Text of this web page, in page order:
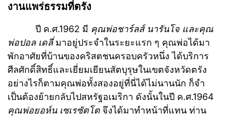
งานแพร่ธรรมที่ตรัง
ปี ค.ศ.1962 มี คุณพ่อชาร์ลส์ นารันโจ และคุณ
พ่อปอล เดลี่มาอยู่ประจำในระยะแรก ๆ คุณพ่อได้มา
พักอาศัยที่บ้านของคริสตชนครอบครัวหนึ่ง ได้บริการ
ศีลศักดิ์สิทธิ์และเยี่ยมเยียนสัตบุรุษในเขตจังหวัดตรัง
อย่างไรก็ตามคุณพ่อทั้งสองอยู่ที่นี่ได้ไม่นานนัก ก็จํา
เป็นต้องย้ายกลับไปสหรัฐอเมริกา ดังนั้นในปี ค.ศ.1964
คุณพ่อยอห์น เซเรซัตโต จึงได้มาทำหน้าที่แทน ท่าน